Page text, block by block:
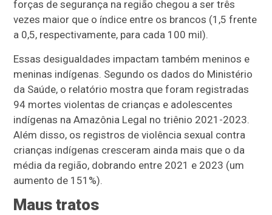
forças de segurança na região chegou a ser três
vezes maior que o índice entre os brancos (1,5 frente
a 0,5, respectivamente, para cada 100 mil).
Essas desigualdades impactam também meninos e
meninas indígenas. Segundo os dados do Ministério
da Saúde, o relatório mostra que foram registradas
94 mortes violentas de crianças e adolescentes
indígenas na Amazônia Legal no triênio 2021-2023.
Além disso, os registros de violência sexual contra
crianças indígenas cresceram ainda mais que o da
média da região, dobrando entre 2021 e 2023 (um
aumento de 151%).
Maus tratos